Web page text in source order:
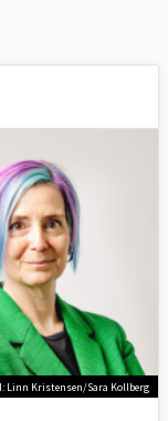
Linn Kristensen/Sara Kollberg